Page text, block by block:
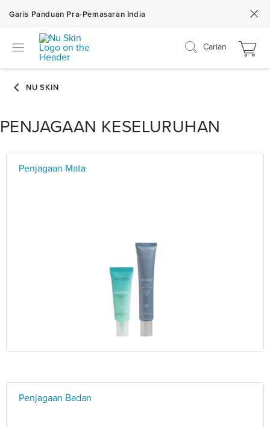
Garis Panduan Pra-Pemasaran India
Carian
PENJAGAAN KESELURUHAN
Penjagaan Mata
Penjagaan Badan